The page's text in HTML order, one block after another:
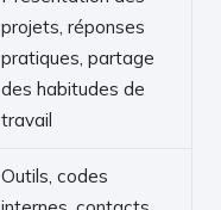
projets, réponses
pratiques, partage
des habitudes de
travail
Outils, codes